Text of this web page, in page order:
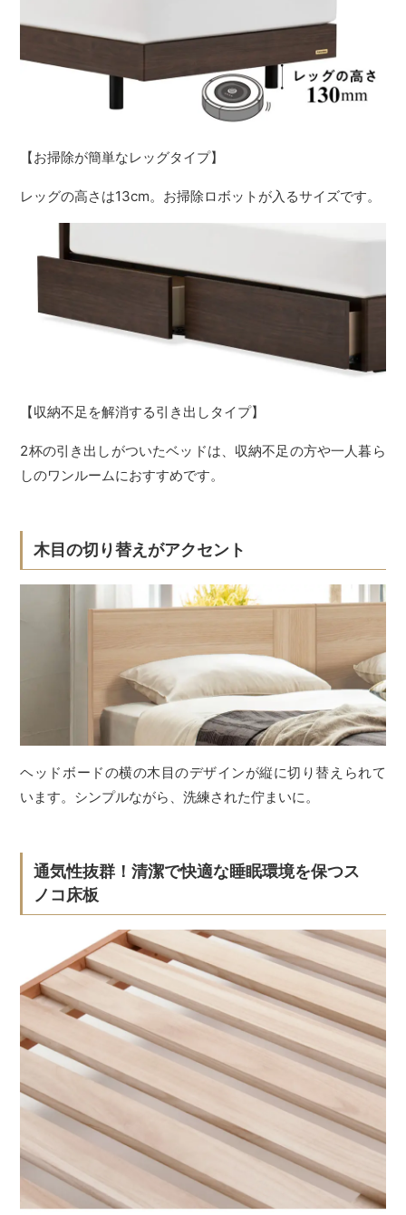
【お掃除が簡単なレッグタイプ】
レッグの高さは13cm。お掃除ロボットが入るサイズです。
【収納不足を解消する引き出しタイプ】
2杯の引き出しがついたベッドは、収納不足の方や一人暮ら
しのワンルームにおすすめです。
木目の切り替えがアクセント
ヘッドボードの横の木目のデザインが縦に切り替えられて
います。シンプルながら、洗練された佇まいに。
通気性抜群！清潔で快適な睡眠環境を保つス
ノコ床板